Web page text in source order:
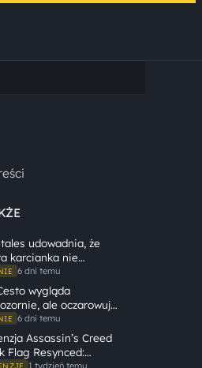
udowadnia, że
karcianka nie
wielkiego
żeby opowiedzieć
historię
6 dni temu
wygląda
ale oczarowuje
6 dni temu
Assassin’s Creed
Flag Resynced:
1 tydzień temu